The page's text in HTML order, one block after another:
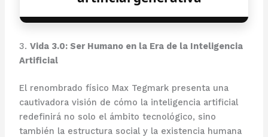
3. Vida 3.0: Ser Humano en la Era de la Inteligencia
Artificial
El renombrado físico Max Tegmark presenta una
cautivadora visión de cómo la inteligencia artificial
redefinirá no solo el ámbito tecnológico, sino
también la estructura social y la existencia humana